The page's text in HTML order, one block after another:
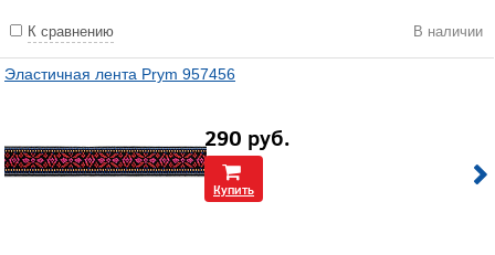
К сравнению В наличии
Эластичная лента Prym 957456
290 руб.
Купить